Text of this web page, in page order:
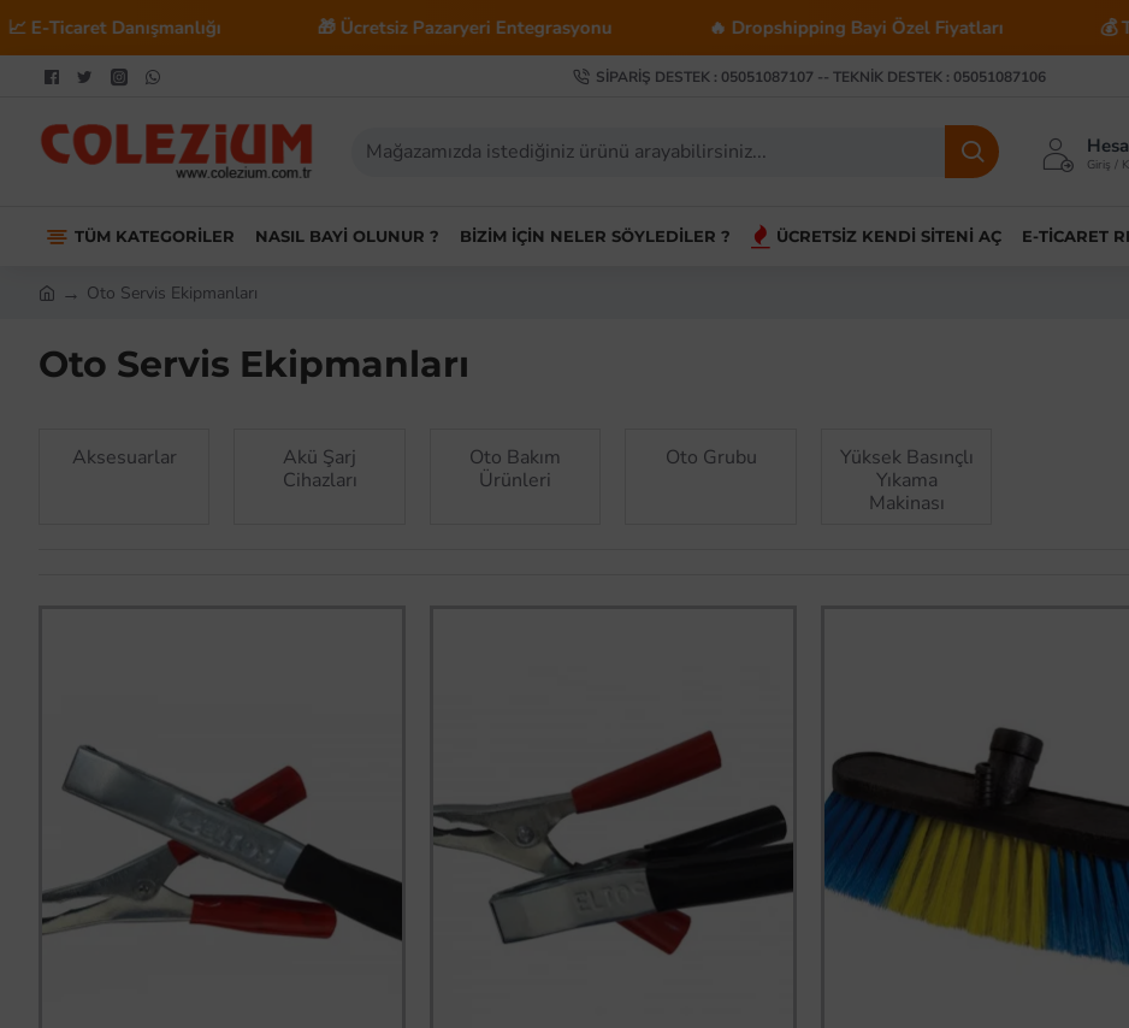
🎁 Ücretsiz Pazaryeri Entegrasyonu 🔥 Dropshipping Bayi Özel Fiyatları 💰 Toptan
SIPARIŞ DESTEK : 05051087107 -- TEKNIK DESTEK : 05051087106
Giriş /
TÜM KATEGORILER NASIL BAYI OLUNUR ? BIZIM İÇIN NELER SÖYLEDILER ? ÜCRETSIZ KENDI SITENI AÇ E-TICARET
Oto Servis Ekipmanları
Oto Servis Ekipmanları
Aksesuarlar
Akü Şarj
Cihazları
Oto Bakım
Ürünleri
Oto Grubu
Yüksek Basınçlı
Yıkama
Makinası